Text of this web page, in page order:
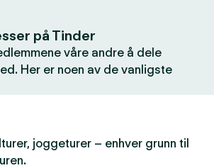
på Tinder
våre andre å dele
Her er noen av de vanligste
joggeturer – enhver grunn til